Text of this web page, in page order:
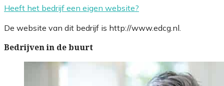
Heeft het bedrijf een eigen website?
De website van dit bedrijf is http://www.edcg.nl.
Bedrijven in de buurt